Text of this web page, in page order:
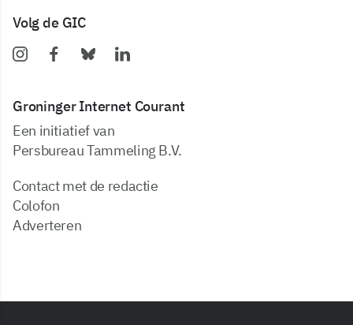
Volg de GIC
Groninger Internet Courant
Een initiatief van
Persbureau Tammeling B.V.
Contact met de redactie
Colofon
Adverteren